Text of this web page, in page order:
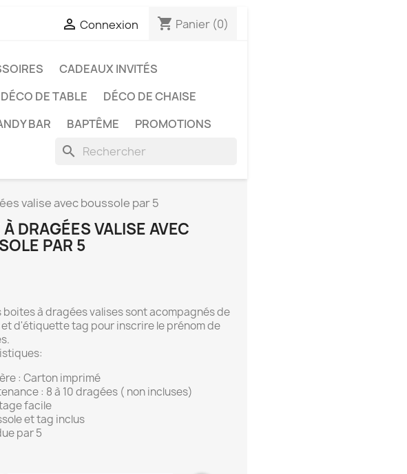
 Connexion shopping_cart Panier (0)
CADEAUX INVITÉS
DÉCO DE TABLE
DÉCO DE CHAISE
BAR BAPTÊME PROMOTIONS
search
valise avec boussole par 5
DRAGÉES VALISE AVEC
PAR 5
boites à dragées valises sont acompagnés de
et d'étiquette tag pour inscrire le prénom de
: Carton imprimé
: 8 à 10 dragées ( non incluses)
facile
et tag inclus
par 5